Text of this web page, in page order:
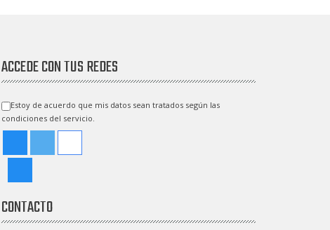
ACCEDE CON TUS REDES
Estoy de acuerdo que mis datos sean tratados según las
condiciones del servicio.
CONTACTO